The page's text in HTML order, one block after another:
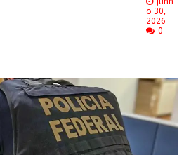
o 30,
2026
0